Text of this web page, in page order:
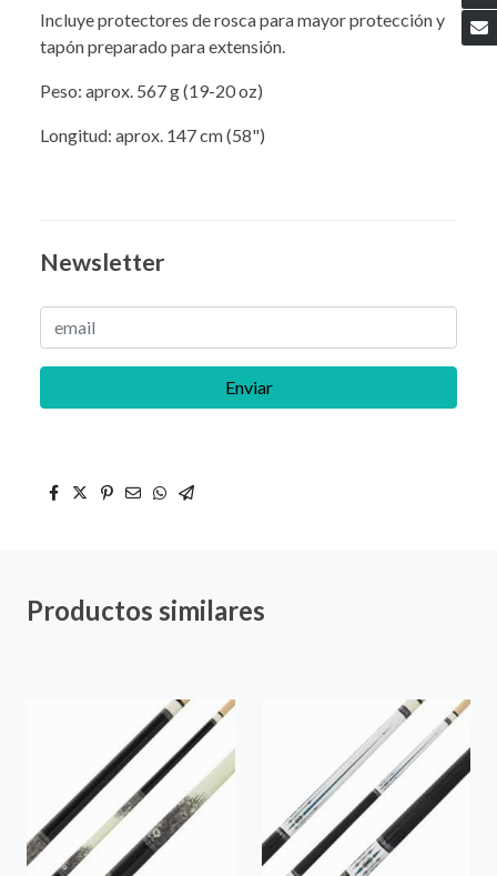
Incluye protectores de rosca para mayor protección y
tapón preparado para extensión.
Peso: aprox. 567 g (19-20 oz)
Longitud: aprox. 147 cm (58")
Newsletter
Enviar
Productos similares